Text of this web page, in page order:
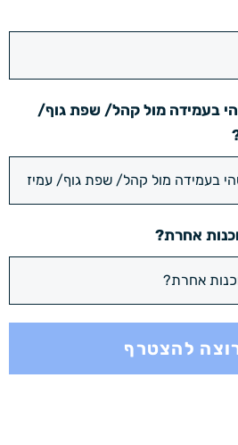
בעמידה מול קהל/ שפת גוף/
אחרת?
להצטרף